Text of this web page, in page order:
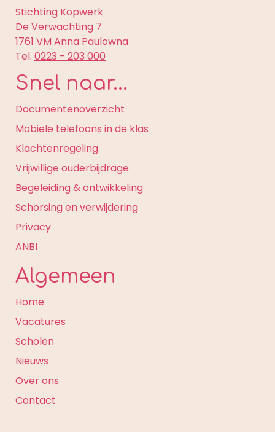
Stichting Kopwerk
De Verwachting 7
1761 VM Anna Paulowna
Tel. 0223 - 203 000
Snel naar...
Documentenoverzicht
Mobiele telefoons in de klas
Klachtenregeling
Vrijwillige ouderbijdrage
Begeleiding & ontwikkeling
Schorsing en verwijdering
Privacy
ANBI
Algemeen
Home
Vacatures
Scholen
Nieuws
Over ons
Contact